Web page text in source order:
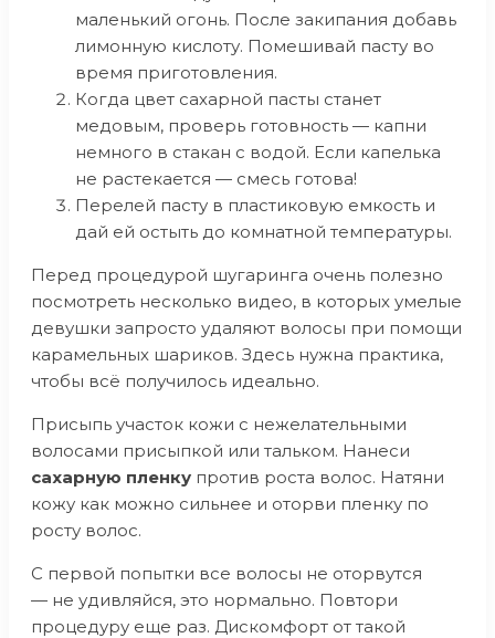
маленький огонь. После закипания добавь
лимонную кислоту. Помешивай пасту во
время приготовления.
Когда цвет сахарной пасты станет
медовым, проверь готовность — капни
немного в стакан с водой. Если капелька
не растекается — смесь готова!
Перелей пасту в пластиковую емкость и
дай ей остыть до комнатной температуры.
Перед процедурой шугаринга очень полезно
посмотреть несколько видео, в которых умелые
девушки запросто удаляют волосы при помощи
карамельных шариков. Здесь нужна практика,
чтобы всё получилось идеально.
Присыпь участок кожи с нежелательными
волосами присыпкой или тальком. Нанеси
сахарную пленку против роста волос. Натяни
кожу как можно сильнее и оторви пленку по
росту волос.
С первой попытки все волосы не оторвутся
— не удивляйся, это нормально. Повтори
процедуру еще раз. Дискомфорт от такой